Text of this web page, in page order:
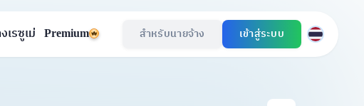
เรซูเม่ Premium สำหรับนายจ้าง เข้าสู่ระบบ